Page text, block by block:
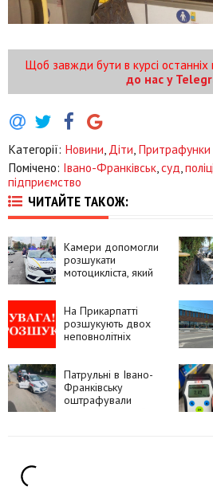
Щоб завжди бути в курсі останніх
до нас у
Категорії: Новини, Діти, Притрафунки
Помічено: Івано-Франківськ,суд,
підприємство
ЧИТАЙТЕ ТАКОЖ:
Камери допомогли
розшукати
мотоцикліста, який
На Прикарпатті
розшукують двох
неповнолітніх
Патрульні в Івано-
Франківську
оштрафували